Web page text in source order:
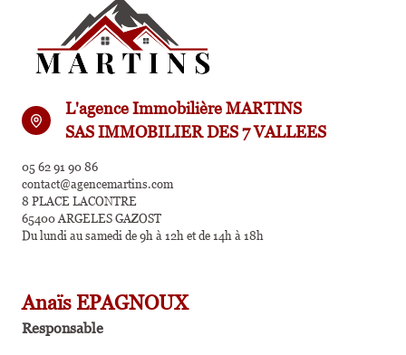
L'agence Immobilière MARTINS
SAS IMMOBILIER DES 7 VALLEES
05 62 91 90 86
contact@agencemartins.com
8 PLACE LACONTRE
65400 ARGELES GAZOST
Du lundi au samedi de 9h à 12h et de 14h à 18h
Anaïs EPAGNOUX
Responsable